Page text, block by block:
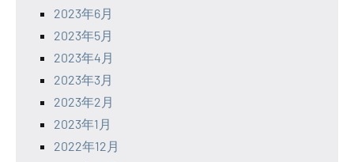
2023年6月
2023年5月
2023年4月
2023年3月
2023年2月
2023年1月
2022年12月